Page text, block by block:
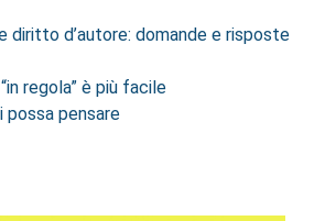
diritto d’autore: domande e risposte
regola” è più facile
possa pensare